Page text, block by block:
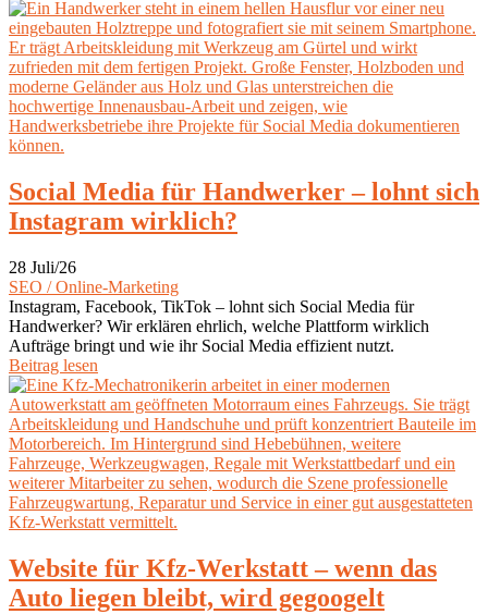
Social Media für Handwerker – lohnt sich
Instagram wirklich?
28 Juli/26
SEO / Online-Marketing
Instagram, Facebook, TikTok – lohnt sich Social Media für
Handwerker? Wir erklären ehrlich, welche Plattform wirklich
Aufträge bringt und wie ihr Social Media effizient nutzt.
Beitrag lesen
Website für Kfz-Werkstatt – wenn das
Auto liegen bleibt, wird gegoogelt